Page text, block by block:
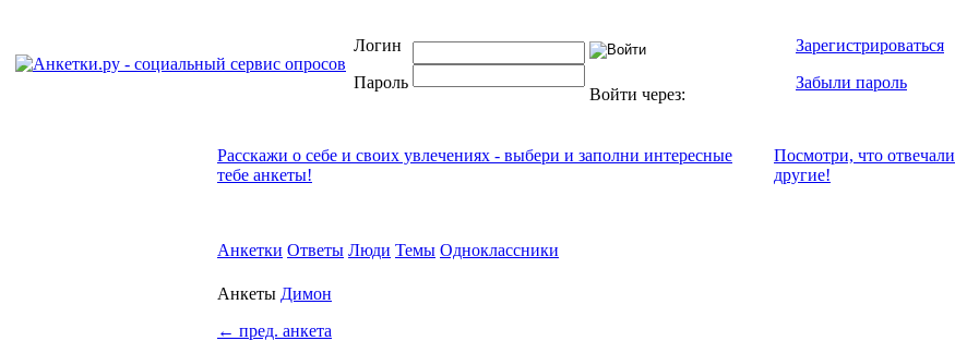
Логин
Пароль
Войти через:
Зарегистрироваться
Забыли пароль
Расскажи о себе и своих увлечениях - выбери и заполни интересные
тебе анкеты!
Посмотри, что отвeчали
другие!
Анкетки Ответы Люди Темы Одноклассники
Анкеты Димон
← пред. анкета